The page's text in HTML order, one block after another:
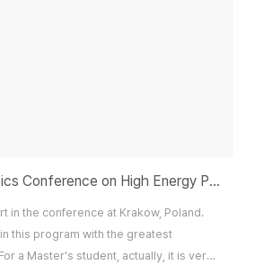
The 2009 Europhysics Conference on High Energy Physics at Krakow, Poland
in the conference at Krakow, Poland.
this program with the greatest
a Master's student, actually, it is very